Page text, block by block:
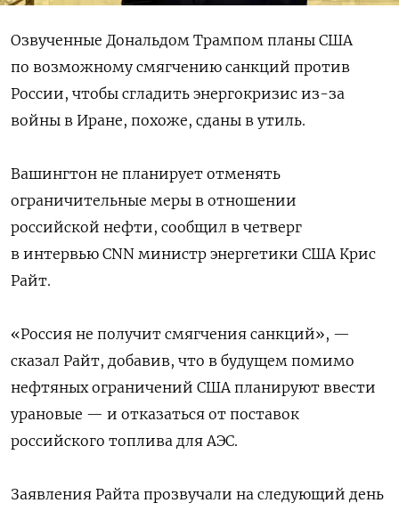
Озвученные Дональдом Трампом планы США
по возможному смягчению санкций против
России, чтобы сгладить энергокризис из-за
войны в Иране, похоже, сданы в утиль.
Вашингтон не планирует отменять
ограничительные меры в отношении
российской нефти, сообщил в четверг
в интервью CNN министр энергетики США Крис
Райт.
«Россия не получит смягчения санкций», —
сказал Райт, добавив, что в будущем помимо
нефтяных ограничений США планируют ввести
урановые — и отказаться от поставок
российского топлива для АЭС.
Заявления Райта прозвучали на следующий день